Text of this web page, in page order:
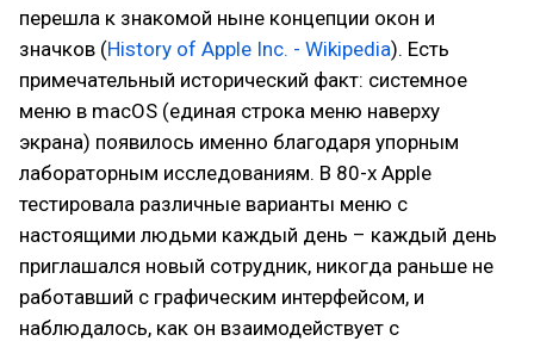
перешла к знакомой ныне концепции окон и
значков (History of Apple Inc. - Wikipedia). Есть
примечательный исторический факт: системное
меню в macOS (единая строка меню наверху
экрана) появилось именно благодаря упорным
лабораторным исследованиям. В 80-х Apple
тестировала различные варианты меню с
настоящими людьми каждый день – каждый день
приглашался новый сотрудник, никогда раньше не
работавший с графическим интерфейсом, и
наблюдалось, как он взаимодействует с